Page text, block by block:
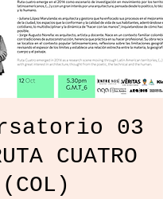
03
CUATRO
(COL)